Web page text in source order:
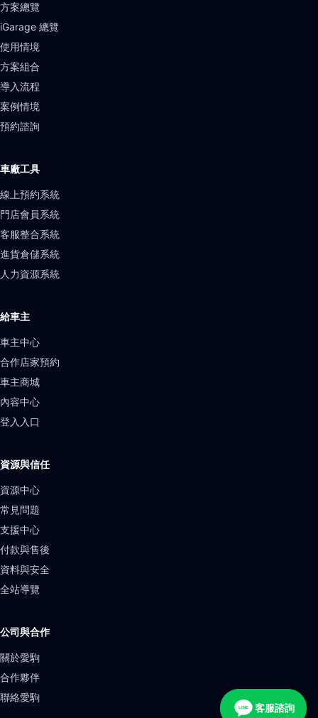
方案總覽
iGarage 總覽
使用情境
方案組合
導入流程
案例情境
預約諮詢
車廠工具
線上預約系統
門店會員系統
客服整合系統
進貨倉儲系統
人力資源系統
給車主
車主中心
合作店家預約
車主商城
內容中心
登入入口
資源與信任
資源中心
常見問題
支援中心
付款與售後
資料與安全
全站導覽
公司與合作
關於愛駒
合作夥伴
聯絡愛駒
LINE 客服諮詢